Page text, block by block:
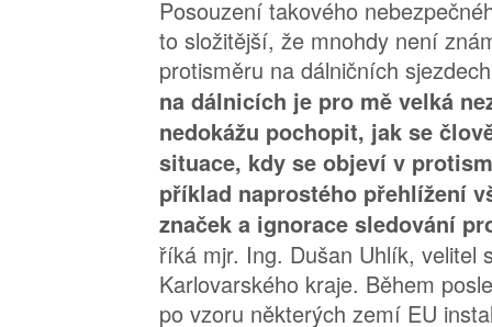
Posouzení takového
to složitější, že mnohdy není
protisměru na dálničních
na dálnicích je pro mě velká
nedokážu pochopit, jak se
situace, kdy se objeví v
příklad naprostého přehlížení
značek a ignorace sledování
říká mjr. Ing. Dušan Uhlík, velitel
Karlovarského kraje. Během
po vzoru některých zemí EU